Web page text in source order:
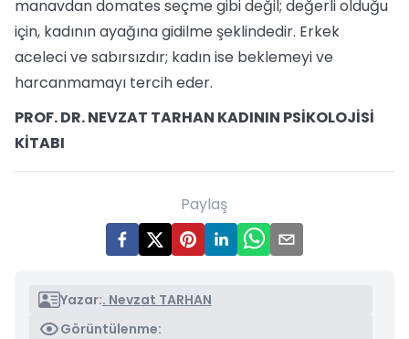
manavdan domates seçme gibi değil; değerli olduğu
için, kadının ayağına gidilme şeklindedir. Erkek
aceleci ve sabırsızdır; kadın ise beklemeyi ve
harcanmamayı tercih eder.
PROF. DR. NEVZAT TARHAN KADININ PSİKOLOJİSİ
KİTABI
Paylaş
Yazar:. Nevzat TARHAN
Görüntülenme: